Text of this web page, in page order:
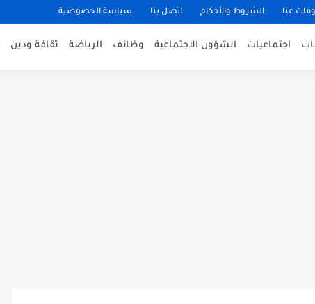
عنا الشروط والأحكام اتصل بنا سياسة الخصوصية
اجتماعيات الشؤون الاجتماعية وظائف الرياضة ثقافة ودين